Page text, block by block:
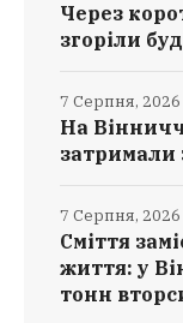
Через
згоріли
На
затримали
7 Серпня, 2026
Сміття
життя: у
тонн
7 Серпня, 2026